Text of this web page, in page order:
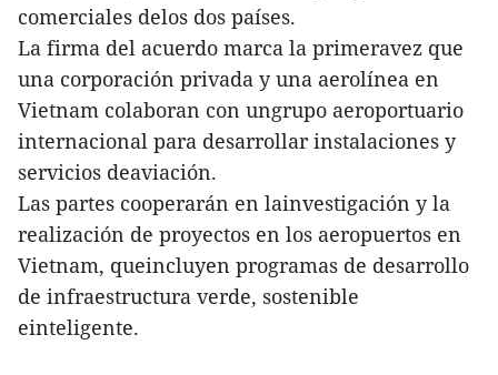
comerciales delos dos países.
La firma del acuerdo marca la primeravez que
una corporación privada y una aerolínea en
Vietnam colaboran con ungrupo aeroportuario
internacional para desarrollar instalaciones y
servicios deaviación.
Las partes cooperarán en lainvestigación y la
realización de proyectos en los aeropuertos en
Vietnam, queincluyen programas de desarrollo
de infraestructura verde, sostenible
einteligente.